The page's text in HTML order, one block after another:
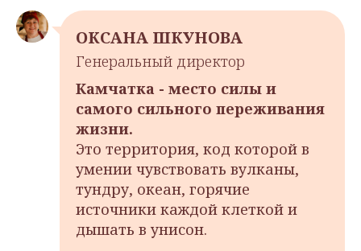
ОКСАНА ШКУНОВА
Генеральный директор
Камчатка - место силы и
самого сильного переживания
жизни.
Это территория, код которой в
умении чувствовать вулканы,
тундру, океан, горячие
источники каждой клеткой и
дышать в унисон.